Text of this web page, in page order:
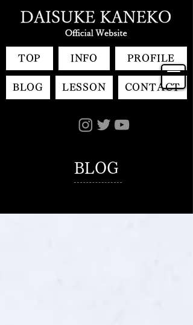
TOP INFO PROFILE
BLOG LESSON CONTACT
BLOG